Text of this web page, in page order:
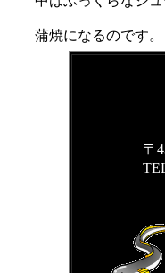
蒲焼になるのです。
〒
TEL